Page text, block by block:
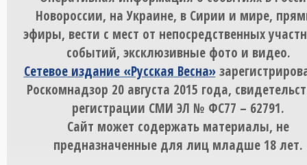
Новороссии, на Украине, в Сирии и мире,
эфиры, вести с мест от непосредственных
событий, эксклюзивные фото и видео.
Сетевое издание «Русская Весна»
Роскомнадзор 20 августа 2015 года,
регистрации СМИ ЭЛ № ФС77 – 62791.
Сайт может содержать материалы, не
предназначенные для лиц младше 18 лет.